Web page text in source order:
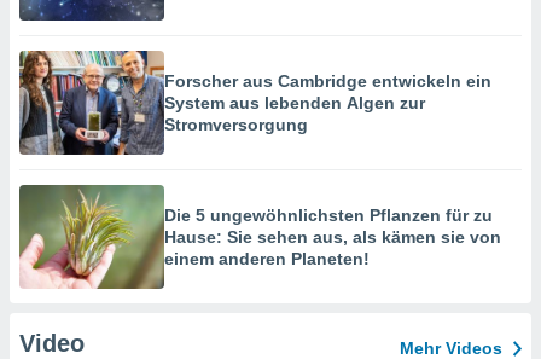
Forscher aus Cambridge entwickeln ein
System aus lebenden Algen zur
Stromversorgung
Die 5 ungewöhnlichsten Pflanzen für zu
Hause: Sie sehen aus, als kämen sie von
einem anderen Planeten!
Video Mehr Videos